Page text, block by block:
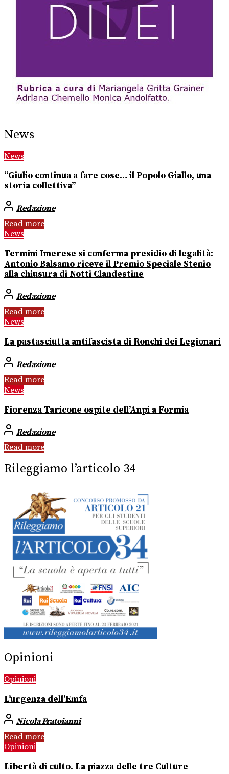
News
News
“Giulio continua a fare cose… il Popolo Giallo, una
storia collettiva”
Redazione
Read more
News
Termini Imerese si conferma presidio di legalità:
Antonio Balsamo riceve il Premio Speciale Stenio
alla chiusura di Notti Clandestine
Redazione
Read more
News
La pastasciutta antifascista di Ronchi dei Legionari
Redazione
Read more
News
Fiorenza Taricone ospite dell’Anpi a Formia
Redazione
Read more
Rileggiamo l’articolo 34
Opinioni
Opinioni
L’urgenza dell’Emfa
Nicola Fratoianni
Read more
Opinioni
Libertà di culto. La piazza delle tre Culture